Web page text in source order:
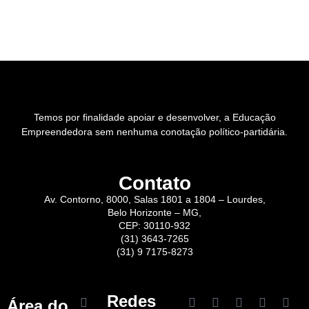
Temos por finalidade apoiar e desenvolver, a Educação
Empreendedora sem nenhuma conotação político-partidária.
Contato
Av. Contorno, 8000, Salas 1801 a 1804 – Lourdes,
Belo Horizonte – MG,
CEP: 30110-932
(31) 3643-7265
(31) 9 7175-8273
Redes